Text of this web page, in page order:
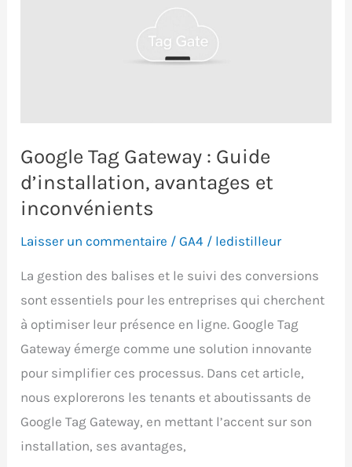
Google Tag Gateway : Guide
d’installation, avantages et
inconvénients
Laisser un commentaire /GA4 / ledistilleur
La gestion des balises et le suivi des conversions
sont essentiels pour les entreprises qui cherchent
à optimiser leur présence en ligne. Google Tag
Gateway émerge comme une solution innovante
pour simplifier ces processus. Dans cet article,
nous explorerons les tenants et aboutissants de
Google Tag Gateway, en mettant l’accent sur son
installation, ses avantages,